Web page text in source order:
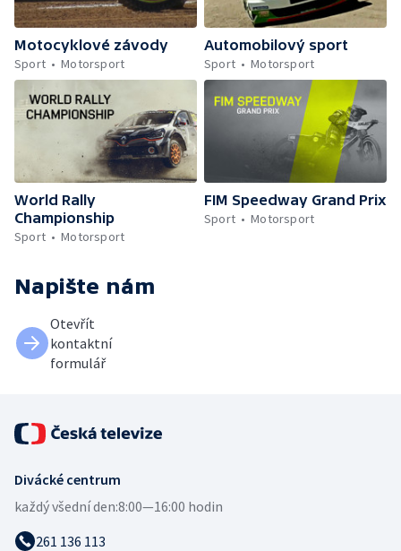
Motocyklové závody
Sport
Motorsport
Automobilový sport
Sport
Motorsport
World Rally
Championship
Sport
Motorsport
FIM Speedway Grand Prix
Sport
Motorsport
Napište nám
Otevřít
kontaktní
formulář
Divácké centrum
každý všední den:8:00—16:00 hodin
261 136 113